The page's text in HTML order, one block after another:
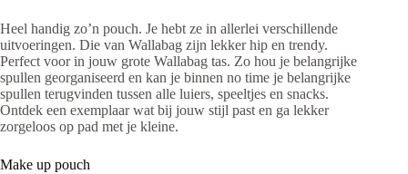
Heel handig zo’n pouch. Je hebt ze in allerlei verschillende
uitvoeringen. Die van Wallabag zijn lekker hip en trendy.
Perfect voor in jouw grote Wallabag tas. Zo hou je belangrijke
spullen georganiseerd en kan je binnen no time je belangrijke
spullen terugvinden tussen alle luiers, speeltjes en snacks.
Ontdek een exemplaar wat bij jouw stijl past en ga lekker
zorgeloos op pad met je kleine.
Make up pouch